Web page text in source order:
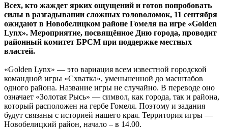
Всех, кто жаждет ярких ощущений и готов попробовать
силы в разгадывании сложных головоломок, 11 сентября
ожидают в Новобелицком районе Гомеля на игре «Golden
Lynx». Мероприятие, посвящённое Дню города, проводит
районный комитет БРСМ при поддержке местных
властей.
«Golden Lynx» — это вариация всем известной городской
командной игры «Схватка», уменьшенной до масштабов
одного района. Название игры не случайно. В переводе оно
означает «Золотая Рысь» — символ, как города, так и района,
который расположен на гербе Гомеля. Поэтому и задания
будут связаны с историей нашего края. Территория игры —
Новобелицкий район, начало – в 14.00.